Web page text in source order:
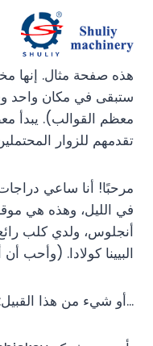
المحتوى
هذه صفحة مثال. إنها
ستبقى في مكان واحد
معظم القوالب). يبدأ
تقدمهم للزوار
مرحبًا! أنا ساعي
في الليل، وهذه هي
أنجلوس، ولدي كلب
البيينا كولادا. (وأحب
...أو شيء من هذا القبيل: